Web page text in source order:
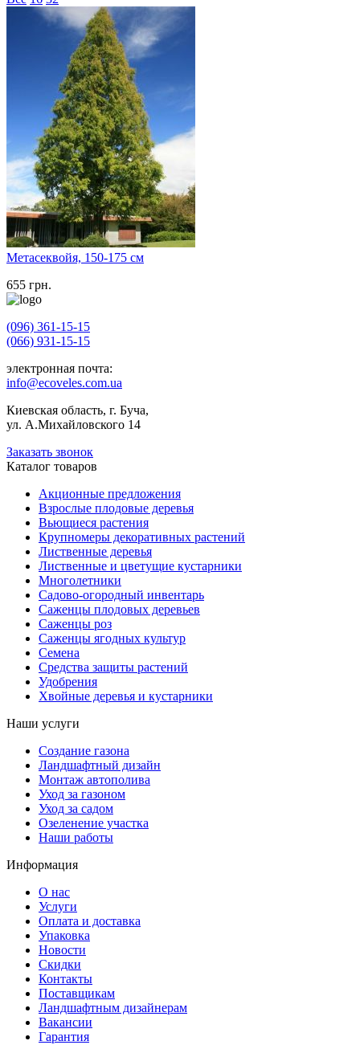
Метасеквойя, 150-175 см
655 грн.
(096) 361-15-15
(066) 931-15-15
электронная почта:
info@ecoveles.com.ua
Киевская область, г. Буча,
ул. А.Михайловского 14
Заказать звонок
Каталог товаров
Акционные предложения
Взрослые плодовые деревья
Вьющиеся растения
Крупномеры декоративных растений
Лиственные деревья
Лиственные и цветущие кустарники
Многолетники
Садово-огородный инвентарь
Саженцы плодовых деревьев
Саженцы роз
Саженцы ягодных культур
Семена
Средства защиты растений
Удобрения
Хвойные деревья и кустарники
Наши услуги
Создание газона
Ландшафтный дизайн
Монтаж автополива
Уход за газоном
Уход за садом
Озеленение участка
Наши работы
Информация
О нас
Услуги
Оплата и доставка
Упаковка
Новости
Скидки
Контакты
Поставщикам
Ландшафтным дизайнерам
Вакансии
Гарантия